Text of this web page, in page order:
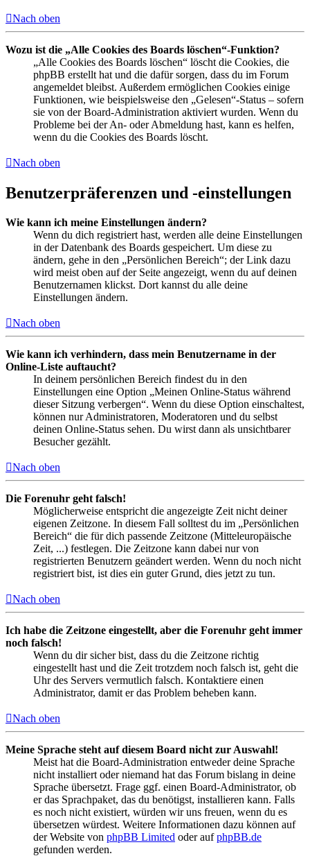
Nach oben
Wozu ist die „Alle Cookies des Boards löschen“-Funktion?
„Alle Cookies des Boards löschen“ löscht die Cookies, die
phpBB erstellt hat und die dafür sorgen, dass du im Forum
angemeldet bleibst. Außerdem ermöglichen Cookies einige
Funktionen, wie beispielsweise den „Gelesen“-Status – sofern
sie von der Board-Administration aktiviert wurden. Wenn du
Probleme bei der An- oder Abmeldung hast, kann es helfen,
wenn du die Cookies des Boards löscht.
Nach oben
Benutzerpräferenzen und -einstellungen
Wie kann ich meine Einstellungen ändern?
Wenn du dich registriert hast, werden alle deine Einstellungen
in der Datenbank des Boards gespeichert. Um diese zu
ändern, gehe in den „Persönlichen Bereich“; der Link dazu
wird meist oben auf der Seite angezeigt, wenn du auf deinen
Benutzernamen klickst. Dort kannst du alle deine
Einstellungen ändern.
Nach oben
Wie kann ich verhindern, dass mein Benutzername in der
Online-Liste auftaucht?
In deinem persönlichen Bereich findest du in den
Einstellungen eine Option „Meinen Online-Status während
dieser Sitzung verbergen“. Wenn du diese Option einschaltest,
können nur Administratoren, Moderatoren und du selbst
deinen Online-Status sehen. Du wirst dann als unsichtbarer
Besucher gezählt.
Nach oben
Die Forenuhr geht falsch!
Möglicherweise entspricht die angezeigte Zeit nicht deiner
eigenen Zeitzone. In diesem Fall solltest du im „Persönlichen
Bereich“ die für dich passende Zeitzone (Mitteleuropäische
Zeit, ...) festlegen. Die Zeitzone kann dabei nur von
registrierten Benutzern geändert werden. Wenn du noch nicht
registriert bist, ist dies ein guter Grund, dies jetzt zu tun.
Nach oben
Ich habe die Zeitzone eingestellt, aber die Forenuhr geht immer
noch falsch!
Wenn du dir sicher bist, dass du die Zeitzone richtig
eingestellt hast und die Zeit trotzdem noch falsch ist, geht die
Uhr des Servers vermutlich falsch. Kontaktiere einen
Administrator, damit er das Problem beheben kann.
Nach oben
Meine Sprache steht auf diesem Board nicht zur Auswahl!
Meist hat die Board-Administration entweder deine Sprache
nicht installiert oder niemand hat das Forum bislang in deine
Sprache übersetzt. Frage ggf. einen Board-Administrator, ob
er das Sprachpaket, das du benötigst, installieren kann. Falls
es noch nicht existiert, würden wir uns freuen, wenn du es
übersetzen würdest. Weitere Informationen dazu können auf
der Website von phpBB Limited oder aufphpBB.de
gefunden werden.